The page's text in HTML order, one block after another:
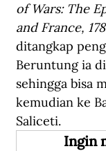
of Wars: The
and France,
ditangkap
Beruntung ia
sehingga bisa
kemudian ke
Saliceti.
Ingin